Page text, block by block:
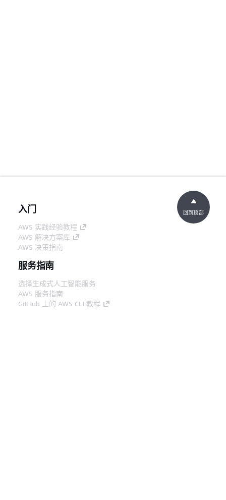
入门
AWS 实践经验教程
AWS 解决方案库
AWS 决策指南
服务指南
选择生成式人工智能服务
AWS 服务指南
GitHub 上的 AWS CLI 教程
回到顶部